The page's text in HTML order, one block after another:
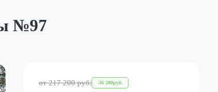
№97
от217 200 руб. -36 200руб.